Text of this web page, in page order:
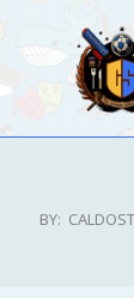
MenuBY: